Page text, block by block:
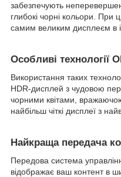
забезпечують
глибокі чорні кольори.
самим великим дисплеєм в
Особливі технології
Використання таких
HDR‑дисплей з чудовою
чорними квітами,
найбільш чіткі дисплеї з
Найкраща передача
Передова система
відображає ваш контент в